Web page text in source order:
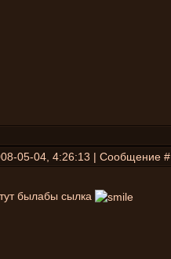
05-04, 4:26:13 | Сообщение #
былабы сылка